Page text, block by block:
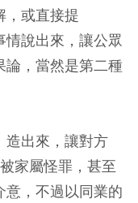
，或直接提
情說出來，讓公眾
論，當然是第二種
造出來，讓對方
家屬怪罪，甚至
意，不過以同業的